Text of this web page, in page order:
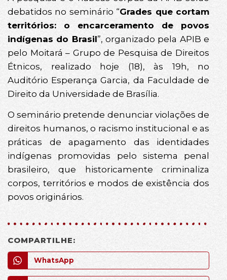
debatidos no seminário “Grades que cortam
territórios: o encarceramento de povos
indígenas do Brasil”, organizado pela APIB e
pelo Moitará – Grupo de Pesquisa de Direitos
Étnicos, realizado hoje (18), às 19h, no
Auditório Esperança Garcia, da Faculdade de
Direito da Universidade de Brasília.
O seminário pretende denunciar violações de
direitos humanos, o racismo institucional e as
práticas de apagamento das identidades
indígenas promovidas pelo sistema penal
brasileiro, que historicamente criminaliza
corpos, territórios e modos de existência dos
povos originários.
COMPARTILHE:
WhatsApp